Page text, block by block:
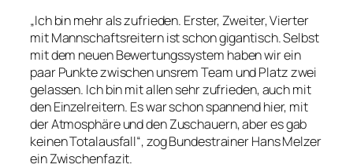
„Ich bin mehr als zufrieden. Erster, Zweiter, Vierter
mit Mannschaftsreitern ist schon gigantisch. Selbst
mit dem neuen Bewertungssystem haben wir ein
paar Punkte zwischen unsrem Team und Platz zwei
gelassen. Ich bin mit allen sehr zufrieden, auch mit
den Einzelreitern. Es war schon spannend hier, mit
der Atmosphäre und den Zuschauern, aber es gab
keinen Totalausfall“, zog Bundestrainer Hans Melzer
ein Zwischenfazit.